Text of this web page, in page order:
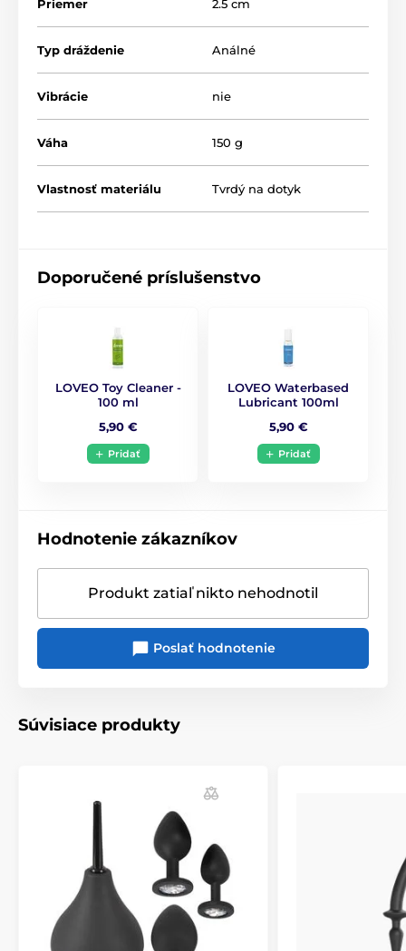
Priemer 2.5 cm
Typ dráždenie Análné
Vibrácie nie
Váha 150 g
Vlastnosť materiálu Tvrdý na dotyk
Doporučené príslušenstvo
LOVEO Toy Cleaner -
100 ml
5,90 €
Pridať
LOVEO Waterbased
Lubricant 100ml
5,90 €
Pridať
Hodnotenie zákazníkov
Produkt zatiaľ nikto nehodnotil
Poslať hodnotenie
Súvisiace produkty